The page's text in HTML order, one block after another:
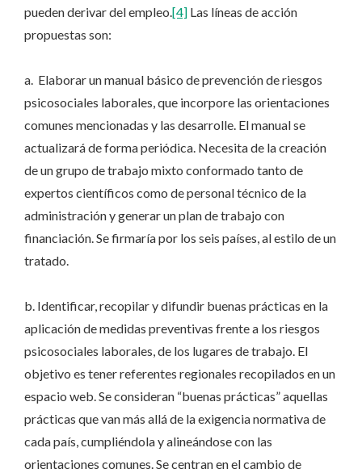
pueden derivar del empleo. [4] Las líneas de acción
propuestas son:
a. Elaborar un manual básico de prevención de riesgos
psicosociales laborales, que incorpore las orientaciones
comunes mencionadas y las desarrolle. El manual se
actualizará de forma periódica. Necesita de la creación
de un grupo de trabajo mixto conformado tanto de
expertos científicos como de personal técnico de la
administración y generar un plan de trabajo con
financiación. Se firmaría por los seis países, al estilo de un
tratado.
b. Identificar, recopilar y difundir buenas prácticas en la
aplicación de medidas preventivas frente a los riesgos
psicosociales laborales, de los lugares de trabajo. El
objetivo es tener referentes regionales recopilados en un
espacio web. Se consideran “buenas prácticas” aquellas
prácticas que van más allá de la exigencia normativa de
cada país, cumpliéndola y alineándose con las
orientaciones comunes. Se centran en el cambio de